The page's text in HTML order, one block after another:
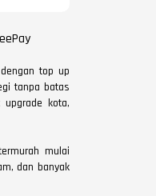
top up
tanpa batas
kota,
mulai
dan banyak